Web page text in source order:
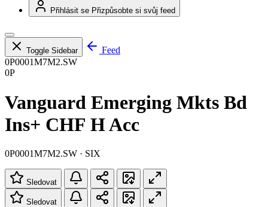
Přihlásit se Přizpůsobte si svůj feed
Toggle Sidebar
Feed
0P0001M7M2.SW
0P
Vanguard Emerging Mkts Bd
Ins+ CHF H Acc
0P0001M7M2.SW · SIX
Sledovat
Sledovat